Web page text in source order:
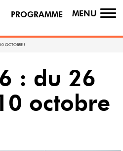
PROGRAMME MENU
OCTOBRE !
: du 26
octobre